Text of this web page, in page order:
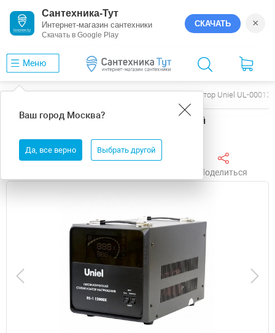
Сантехника-Тут
Интернет-магазин сантехники
Скачать в Google Play
СКАЧАТЬ ×
Меню
Ваш город Москва?
Да, все верно Выбрать другой
Стабилизатор Uniel UL-
Стабилизатор Uniel UL-00012861 цвет Черный
Поделиться